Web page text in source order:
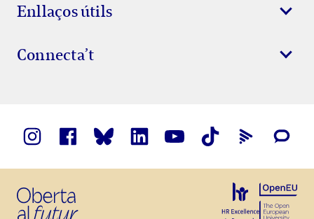
Enllaços útils
Connecta’t